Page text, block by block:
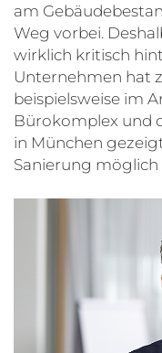
am
Weg vorbei.
wirklich kritisch
Unternehmen hat
beispielsweise im
Bürokomplex und
in München
Sanierung möglich